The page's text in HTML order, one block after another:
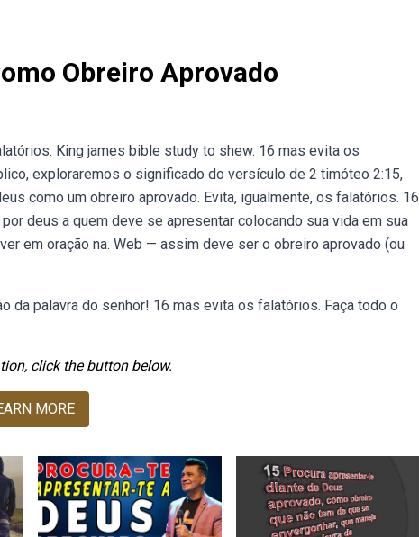
Obreiro Aprovado
King james bible study to shew. 16 mas evita os
exploraremos o significado do versículo de 2 timóteo 2:15,
como um obreiro aprovado. Evita, igualmente, os falatórios. 16
deus a quem deve se apresentar colocando sua vida em sua
em oração na. Web — assim deve ser o obreiro aprovado (ou
da palavra do senhor! 16 mas evita os falatórios. Faça todo o
click the button below.
MORE